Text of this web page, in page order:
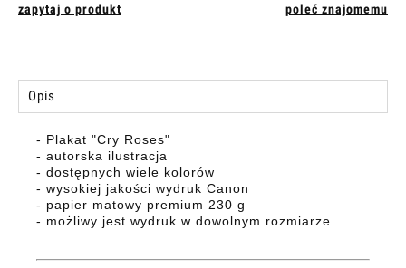
zapytaj o produkt poleć znajomemu
Opis
- Plakat "Cry Roses"
- autorska ilustracja
- dostępnych wiele kolorów
- wysokiej jakości wydruk Canon
- papier matowy premium 230 g
- możliwy jest wydruk w dowolnym rozmiarze